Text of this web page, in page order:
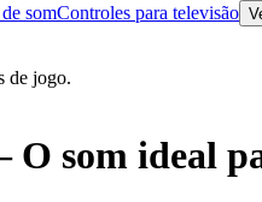
somControles para televisão
de jogo.
som ideal